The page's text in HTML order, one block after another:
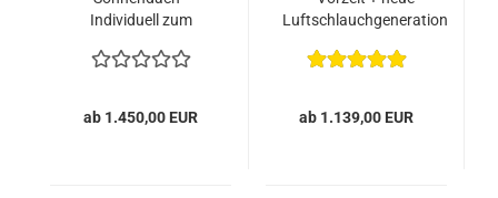
Individuell zum
auzubauen
ab 1.450,00 EUR
Luftschlauchgeneration
sichern
ab 1.139,00 EUR